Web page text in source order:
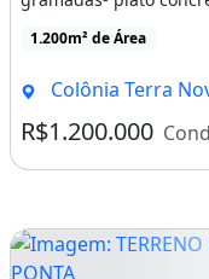
1.200m² de Área
Colônia Terra
R$1.200.000